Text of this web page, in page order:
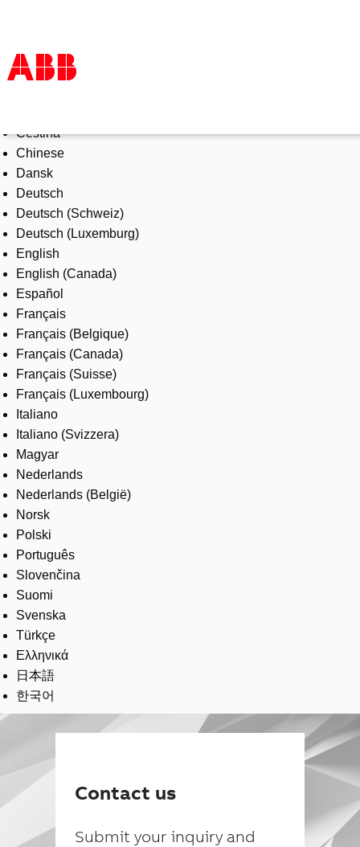
Products & Solutions
Industries
Services
About us
Where to buy
Contact us
Careers
Čeština
Chinese
Dansk
Deutsch
Deutsch (Schweiz)
Deutsch (Luxemburg)
English
English (Canada)
Español
Français
Français (Belgique)
Français (Canada)
Français (Suisse)
Français (Luxembourg)
Italiano
Italiano (Svizzera)
Magyar
Nederlands
Nederlands (België)
Norsk
Polski
Português
Slovenčina
Suomi
Svenska
Türkçe
Ελληνικά
日本語
한국어
Contact us
Submit your inquiry and